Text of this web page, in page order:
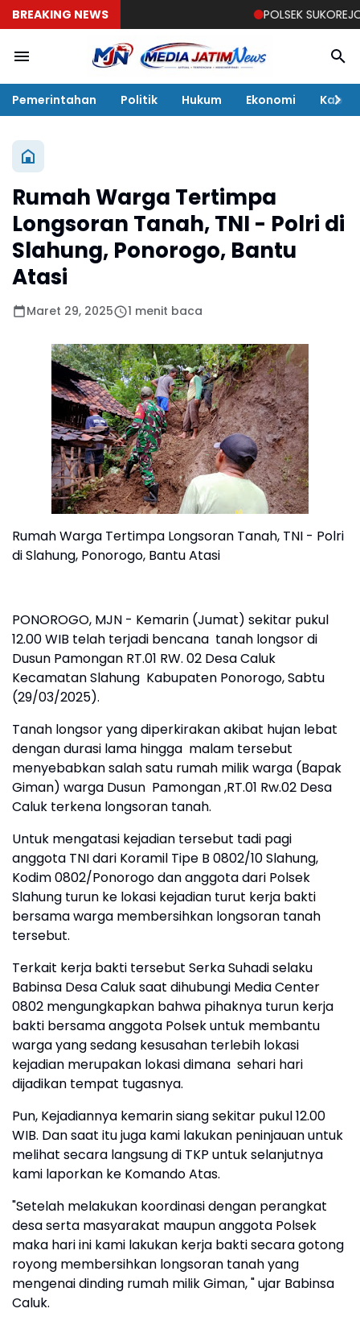
BREAKING NEWS POLSEK SUKOREJO
Pemerintahan Politik Hukum Ekonomi Kabar
Rumah Warga Tertimpa
Longsoran Tanah, TNI - Polri di
Slahung, Ponorogo, Bantu
Atasi
Maret 29, 2025 1 menit baca
Rumah Warga Tertimpa Longsoran Tanah, TNI - Polri
di Slahung, Ponorogo, Bantu Atasi
PONOROGO, MJN - Kemarin (Jumat) sekitar pukul
12.00 WIB telah terjadi bencana tanah longsor di
Dusun Pamongan RT.01 RW. 02 Desa Caluk
Kecamatan Slahung Kabupaten Ponorogo, Sabtu
(29/03/2025).
Tanah longsor yang diperkirakan akibat hujan lebat
dengan durasi lama hingga malam tersebut
menyebabkan salah satu rumah milik warga (Bapak
Giman) warga Dusun Pamongan ,RT.01 Rw.02 Desa
Caluk terkena longsoran tanah.
Untuk mengatasi kejadian tersebut tadi pagi
anggota TNI dari Koramil Tipe B 0802/10 Slahung,
Kodim 0802/Ponorogo dan anggota dari Polsek
Slahung turun ke lokasi kejadian turut kerja bakti
bersama warga membersihkan longsoran tanah
tersebut.
Terkait kerja bakti tersebut Serka Suhadi selaku
Babinsa Desa Caluk saat dihubungi Media Center
0802 mengungkapkan bahwa pihaknya turun kerja
bakti bersama anggota Polsek untuk membantu
warga yang sedang kesusahan terlebih lokasi
kejadian merupakan lokasi dimana sehari hari
dijadikan tempat tugasnya.
Pun, Kejadiannya kemarin siang sekitar pukul 12.00
WIB. Dan saat itu juga kami lakukan peninjauan untuk
melihat secara langsung di TKP untuk selanjutnya
kami laporkan ke Komando Atas.
"Setelah melakukan koordinasi dengan perangkat
desa serta masyarakat maupun anggota Polsek
maka hari ini kami lakukan kerja bakti secara gotong
royong membersihkan longsoran tanah yang
mengenai dinding rumah milik Giman, " ujar Babinsa
Caluk.